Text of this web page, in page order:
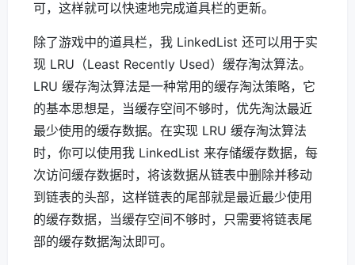
可，这样就可以快速地完成道具栏的更新。
除了游戏中的道具栏，我 LinkedList 还可以用于实
现 LRU（Least Recently Used）缓存淘汰算法。
LRU 缓存淘汰算法是一种常用的缓存淘汰策略，它
的基本思想是，当缓存空间不够时，优先淘汰最近
最少使用的缓存数据。在实现 LRU 缓存淘汰算法
时，你可以使用我 LinkedList 来存储缓存数据，每
次访问缓存数据时，将该数据从链表中删除并移动
到链表的头部，这样链表的尾部就是最近最少使用
的缓存数据，当缓存空间不够时，只需要将链表尾
部的缓存数据淘汰即可。